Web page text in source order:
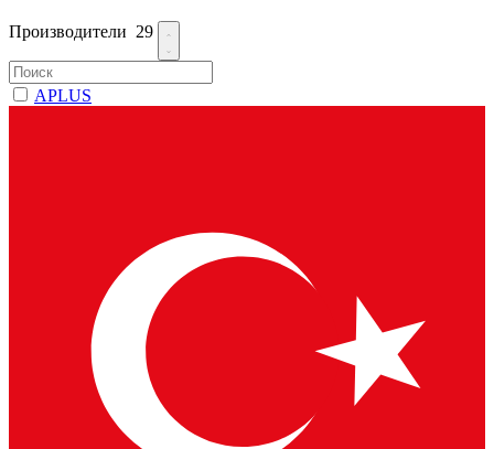
Производители 29
APLUS